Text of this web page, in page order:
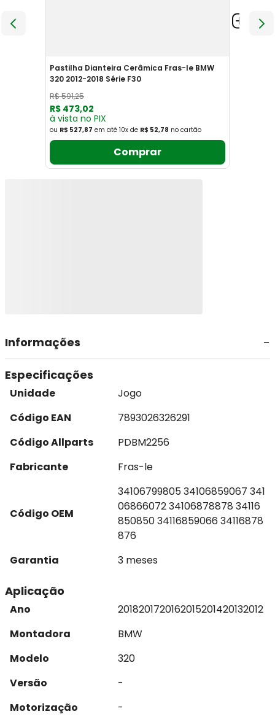
Pastilha Dianteira Cerâmica Fras-le BMW
320 2012-2018 Série F30
R$591,25
R$ 473,02
à vista no PIX
ou R$ 527,87 em até 10x de R$ 52,78 no cartão
Comprar
Informações
Especificações
Unidade
Jogo
Código EAN
7893026326291
Código Allparts
PDBM2256
Fabricante
Fras-le
Código OEM
34106799805 34106859067 341
06866072 34106878878 34116
850850 34116859066 34116878
876
Garantia
3 meses
Aplicação
Ano 2018201720162015201420132012
Montadora
BMW
Modelo
320
Versão
-
Motorização
-